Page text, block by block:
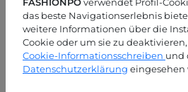
das beste Navigationserlebnis
weitere Informationen über die
Cookie oder um sie zu
Cookie-Informationsschreiben und
Datenschutzerklärung eingesehen
KUNDENDIENST
MON-FRE 09:00-13:00 / 14:00-